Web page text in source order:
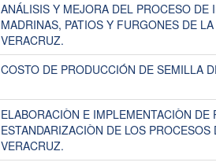
ANÁLISIS Y MEJORA DEL PROCESO DE
MADRINAS, PATIOS Y FURGONES DE
VERACRUZ.
COSTO DE PRODUCCIÓN DE SEMILLA
ELABORACIÒN E IMPLEMENTACIÒN DE
ESTANDARIZACIÒN DE LOS
VERACRUZ.